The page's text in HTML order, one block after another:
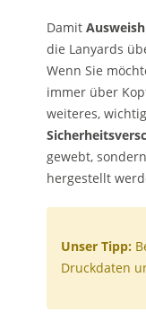
Damit
die Lanyards
Wenn Sie
immer über
weiteres,
gewebt,
hergestellt
Unser Tipp:
Druckdaten